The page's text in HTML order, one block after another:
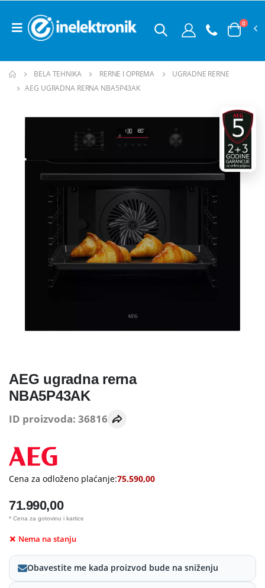
0
BELA TEHNIKA RERNE I OPREMA
UGRADNE RERNE
AEG UGRADNA RERNA NBA5P43AK
AEG ugradna rerna
NBA5P43AK
ID proizvoda: 36816
Cena za odloženo plaćanje:75.590,00
71.990,00
* Cena za gotovinu i kartice
Nema na stanju
Obavestite me kada proizvod bude na sniženju